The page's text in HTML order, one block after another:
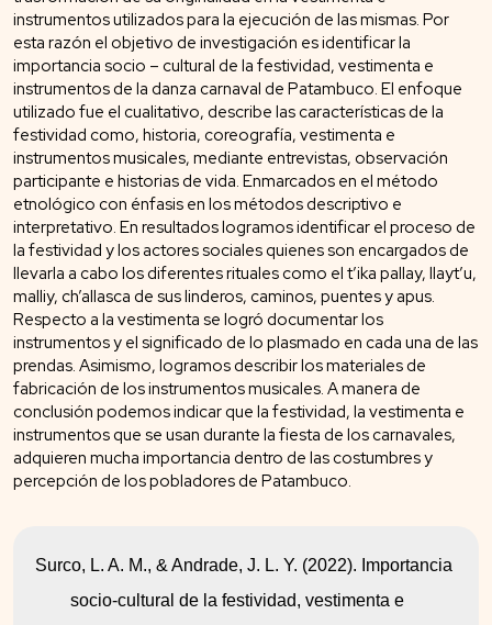
instrumentos utilizados para la ejecución de las mismas. Por
esta razón el objetivo de investigación es identificar la
importancia socio – cultural de la festividad, vestimenta e
instrumentos de la danza carnaval de Patambuco. El enfoque
utilizado fue el cualitativo, describe las características de la
festividad como, historia, coreografía, vestimenta e
instrumentos musicales, mediante entrevistas, observación
participante e historias de vida. Enmarcados en el método
etnológico con énfasis en los métodos descriptivo e
interpretativo. En resultados logramos identificar el proceso de
la festividad y los actores sociales quienes son encargados de
llevarla a cabo los diferentes rituales como el t’ika pallay, llayt’u,
malliy, ch’allasca de sus linderos, caminos, puentes y apus.
Respecto a la vestimenta se logró documentar los
instrumentos y el significado de lo plasmado en cada una de las
prendas. Asimismo, logramos describir los materiales de
fabricación de los instrumentos musicales. A manera de
conclusión podemos indicar que la festividad, la vestimenta e
instrumentos que se usan durante la fiesta de los carnavales,
adquieren mucha importancia dentro de las costumbres y
percepción de los pobladores de Patambuco.
Surco, L. A. M., & Andrade, J. L. Y. (2022). Importancia
socio-cultural de la festividad, vestimenta e